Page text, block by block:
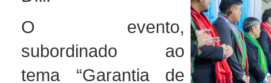
O evento,
subordinado ao
tema “Garantia de